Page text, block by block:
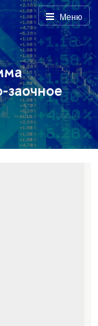
Меню
заочное